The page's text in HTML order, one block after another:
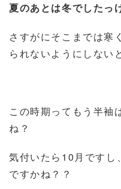
夏のあとは冬でしたっ
さすがにそこまでは寒
られないようにしない
この時期ってもう半袖
ね？
気付いたら10月ですし
ですかね？？